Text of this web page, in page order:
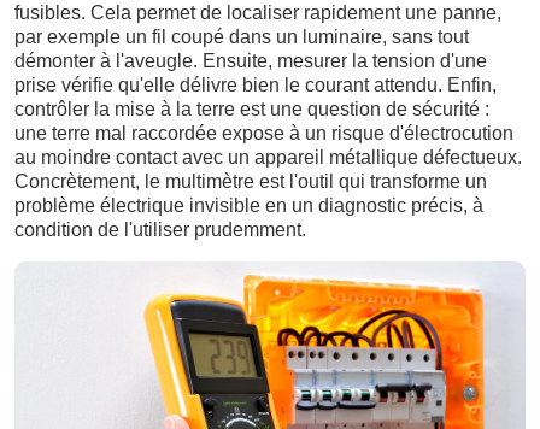
fusibles. Cela permet de localiser rapidement une panne,
par exemple un fil coupé dans un luminaire, sans tout
démonter à l'aveugle. Ensuite, mesurer la tension d'une
prise vérifie qu'elle délivre bien le courant attendu. Enfin,
contrôler la mise à la terre est une question de sécurité :
une terre mal raccordée expose à un risque d'électrocution
au moindre contact avec un appareil métallique défectueux.
Concrètement, le multimètre est l'outil qui transforme un
problème électrique invisible en un diagnostic précis, à
condition de l'utiliser prudemment.